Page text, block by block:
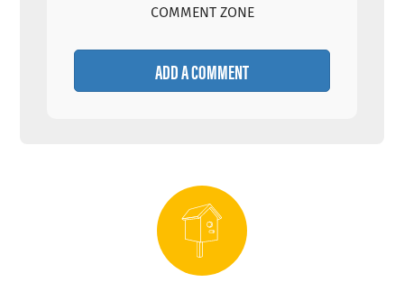
COMMENT ZONE
ADD A COMMENT